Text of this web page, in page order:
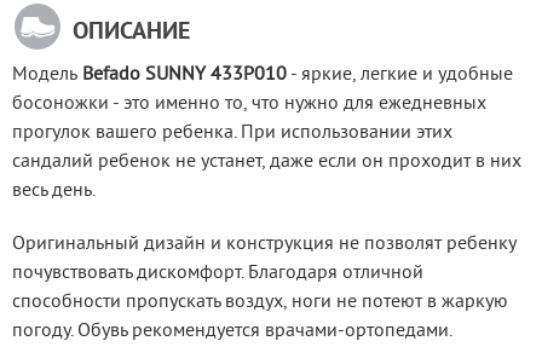
ОПИСАНИЕ
Модель Befado SUNNY 433P010 - яркие, легкие и удобные
босоножки - это именно то, что нужно для ежедневных
прогулок вашего ребенка. При использовании этих
сандалий ребенок не устанет, даже если он проходит в них
весь день.
Оригинальный дизайн и конструкция не позволят ребенку
почувствовать дискомфорт. Благодаря отличной
способности пропускать воздух, ноги не потеют в жаркую
погоду. Обувь рекомендуется врачами-ортопедами.